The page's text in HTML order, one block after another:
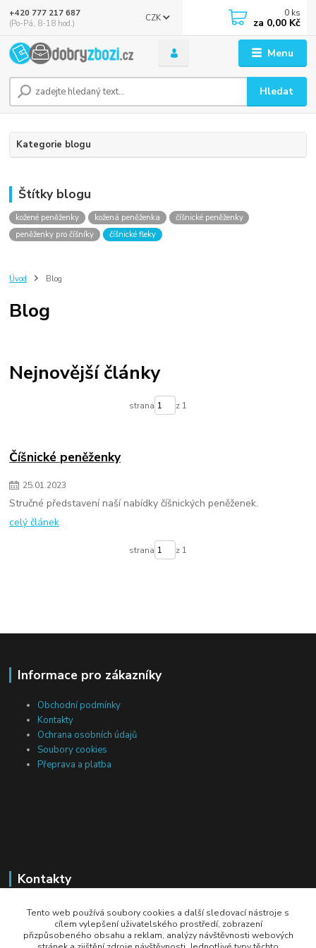
Menu
CZK
Hledat
+420 777 217 687
(Po-Pá, 8-18 hod.)
0 ks
za 0,00 Kč
Kategorie blogu
Štítky blogu
kožené peněženky kožená peněženka
číšnické peněženky
peněženky pro číšníky
číšnické fleky
Úvod Blog
Blog
Nejnovější články
strana z 1
Číšnické peněženky
25.01.2023
Stručné představení naší nabídky číšnických peněženek.
celý článek
strana z 1
Informace pro zákazníky
Obchodní podmínky
Kontakty
Ochrana osobních údajů
Soubory cookies
Přeprava a platba
Kontakty
Michal Tranta
+420 777 217 687
(Po-Pá, 8-18 hod.)
Tento web používá soubory cookies a další sledovací nástroje s
cílem vylepšení uživatelského prostředí, zobrazení
přizpůsobeného obsahu a reklam, analýzy návštěvnosti webových